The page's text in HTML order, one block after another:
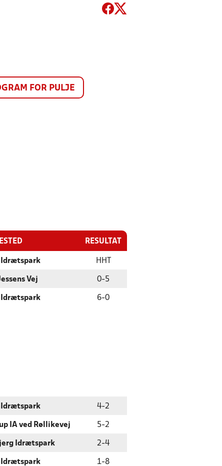
FOR PULJE
RESULTAT
Idrætspark HHT
Vej 0-5
Idrætspark 6-0
Idrætspark 4-2
IA ved Røllikevej 5-2
Idrætspark 2-4
Idrætspark 1-8